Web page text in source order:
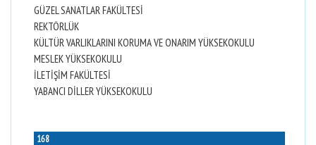
GÜZEL SANATLAR FAKÜLTESİ
REKTÖRLÜK
KÜLTÜR VARLIKLARINI KORUMA VE ONARIM YÜKSEKOKULU
MESLEK YÜKSEKOKULU
İLETİŞİM FAKÜLTESİ
YABANCI DİLLER YÜKSEKOKULU
168